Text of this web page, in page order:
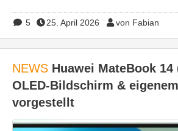
5 25. April 2026 von Fabian
NEWS Huawei MateBook 14
OLED-Bildschirm &
vorgestellt